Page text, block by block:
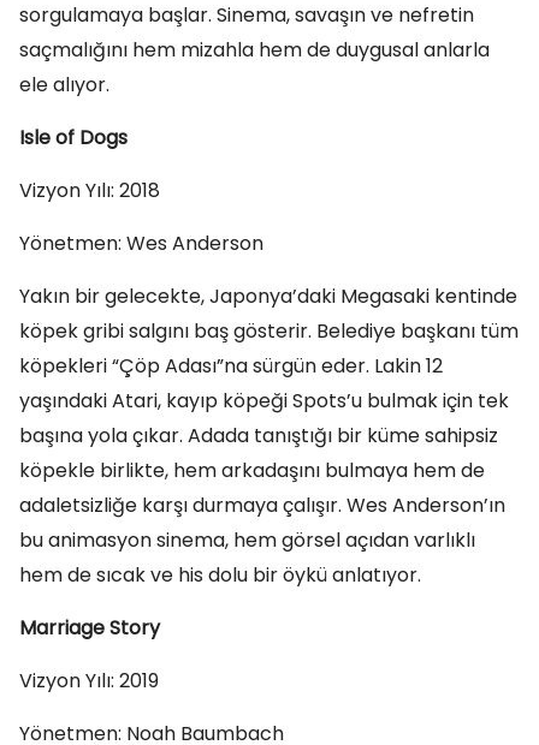
sorgulamaya başlar. Sinema, savaşın ve nefretin
saçmalığını hem mizahla hem de duygusal anlarla
ele alıyor.
Isle of Dogs
Vizyon Yılı: 2018
Yönetmen: Wes Anderson
Yakın bir gelecekte, Japonya’daki Megasaki kentinde
köpek gribi salgını baş gösterir. Belediye başkanı tüm
köpekleri “Çöp Adası”na sürgün eder. Lakin 12
yaşındaki Atari, kayıp köpeği Spots’u bulmak için tek
başına yola çıkar. Adada tanıştığı bir küme sahipsiz
köpekle birlikte, hem arkadaşını bulmaya hem de
adaletsizliğe karşı durmaya çalışır. Wes Anderson’ın
bu animasyon sinema, hem görsel açıdan varlıklı
hem de sıcak ve his dolu bir öykü anlatıyor.
Marriage Story
Vizyon Yılı: 2019
Yönetmen: Noah Baumbach